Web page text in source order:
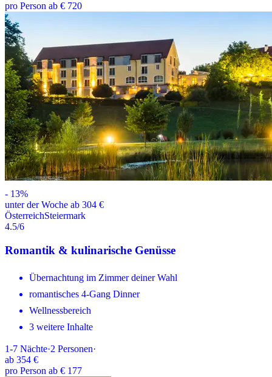
pro Person ab € 720
- 13%
unter der Woche ab 304 €
ÖsterreichSteiermark
4.5/6
Romantik & kulinarische Genüsse
Übernachtung im Zimmer deiner Wahl
romantisches 4-Gang Dinner
Wellnessbereich
3 weitere Inhalte
1-7 Nächte·2 Personen·
ab 354 €
pro Person ab € 177